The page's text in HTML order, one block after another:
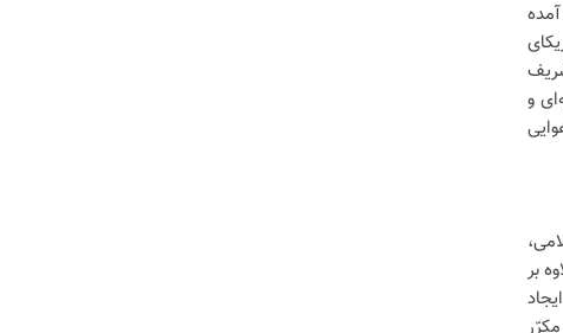
و
بر